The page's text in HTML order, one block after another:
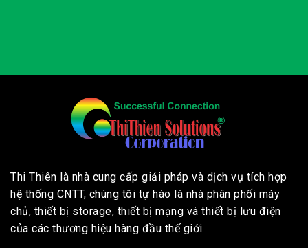
Thi Thiên là nhà cung cấp giải pháp và dịch vụ tích hợp
hệ thống CNTT, chúng tôi tự hào là nhà phân phối máy
chủ, thiết bị storage, thiết bị mạng và thiết bị lưu điện
của các thương hiệu hàng đầu thế giới